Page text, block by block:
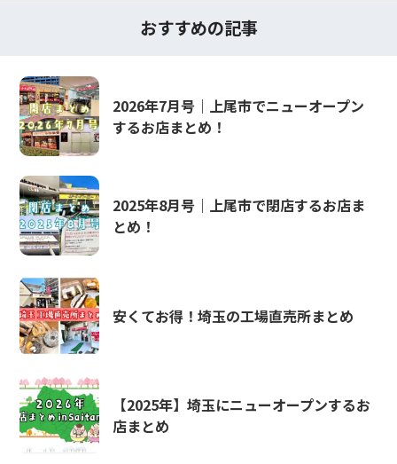
おすすめの記事
2026年7月号｜上尾市でニューオープン
するお店まとめ！
2025年8月号｜上尾市で閉店するお店ま
とめ！
安くてお得！埼玉の工場直売所まとめ
【2025年】埼玉にニューオープンするお
店まとめ